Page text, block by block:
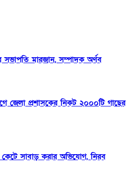
মারজান, সম্পাদক অর্ণব
প্রশাসকের নিকট ২০০০টি গাছের
সাবাড় করার অভিযোগ, নিরব